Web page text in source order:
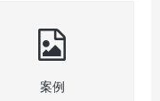
案例